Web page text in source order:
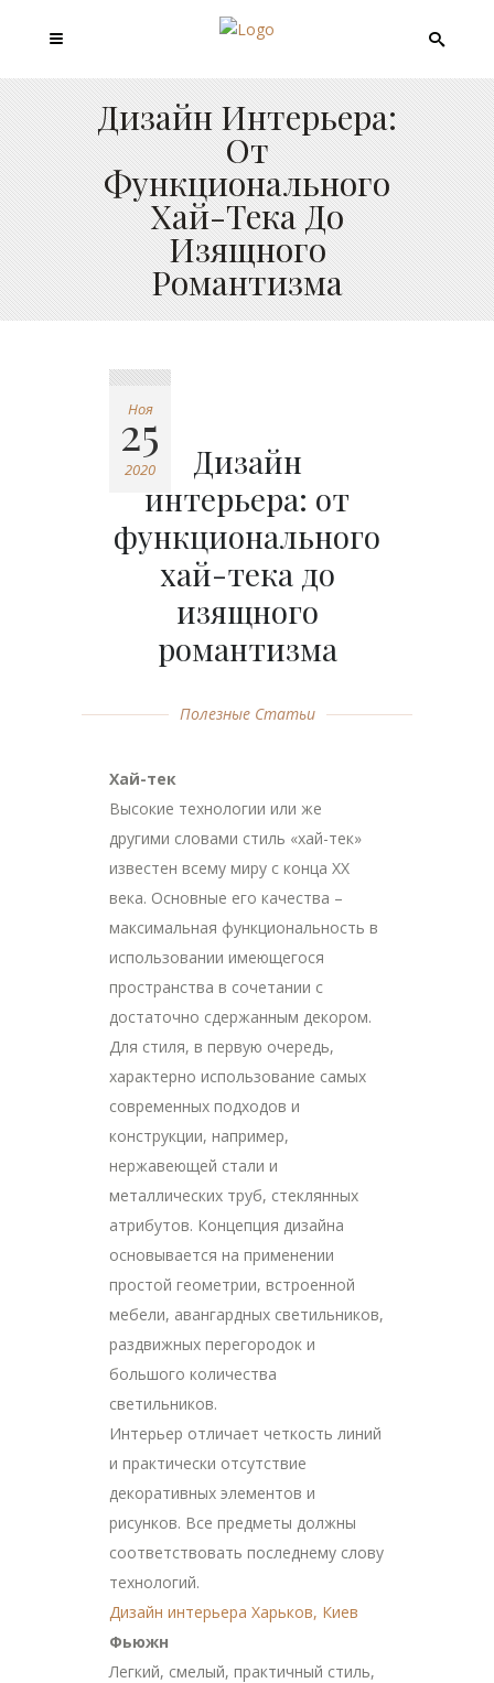
Дизайн Интерьера:
От
Функционального
Хай-Тека До
Изящного
Романтизма
Ноя
25
2020
Дизайн
интерьера: от
функционального
хай-тека до
изящного
романтизма
Полезные Статьи
Хай-тек
Высокие технологии или же
другими словами стиль «хай-тек»
известен всему миру с конца ХХ
века. Основные его качества –
максимальная функциональность в
использовании имеющегося
пространства в сочетании с
достаточно сдержанным декором.
Для стиля, в первую очередь,
характерно использование самых
современных подходов и
конструкции, например,
нержавеющей стали и
металлических труб, стеклянных
атрибутов. Концепция дизайна
основывается на применении
простой геометрии, встроенной
мебели, авангардных светильников,
раздвижных перегородок и
большого количества
светильников.
Интерьер отличает четкость линий
и практически отсутствие
декоративных элементов и
рисунков. Все предметы должны
соответствовать последнему слову
технологий.
Дизайн интерьера Харьков, Киев
Фьюжн
Легкий, смелый, практичный стиль,